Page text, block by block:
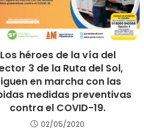
Los héroes de la vía del
3 de la Ruta del Sol,
en marcha con las
medidas preventivas
contra el COVID-19.
02/05/2020